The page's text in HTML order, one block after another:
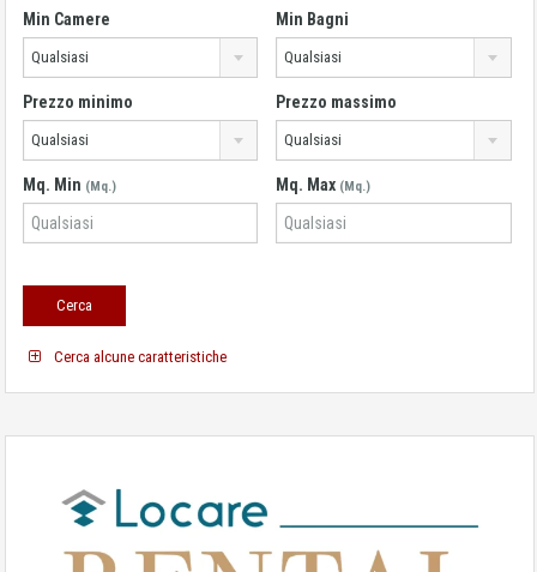
Min Camere
Qualsiasi
Min Bagni
Qualsiasi
Prezzo minimo
Qualsiasi
Prezzo massimo
Qualsiasi
Mq. Min (Mq.) Mq. Max (Mq.)
Cerca alcune caratteristiche